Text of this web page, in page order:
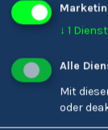
↓ 1 Dienst
Alle
Mit
oder